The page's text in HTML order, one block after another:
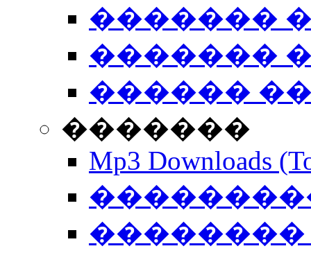
�������
�������
������
�������
Mp3 Downloads
��������